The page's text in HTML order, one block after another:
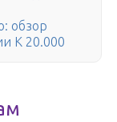
обзор
K 20.000